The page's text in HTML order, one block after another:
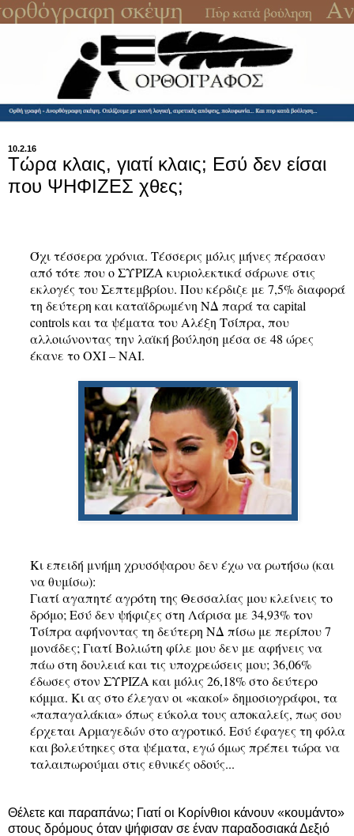
10.2.16
Τώρα κλαις, γιατί κλαις; Εσύ δεν είσαι
που ΨΗΦΙΖΕΣ χθες;
Όχι τέσσερα χρόνια. Τέσσερις μόλις μήνες πέρασαν
από τότε που ο ΣΥΡΙΖΑ κυριολεκτικά σάρωνε στις
εκλογές του Σεπτεμβρίου. Που κέρδιζε με 7,5% διαφορά
τη δεύτερη και καταϊδρωμένη ΝΔ παρά τα capital
controls και τα ψέματα του Αλέξη Τσίπρα, που
αλλοιώνοντας την λαϊκή βούληση μέσα σε 48 ώρες
έκανε το ΟΧΙ – ΝΑΙ.
Κι επειδή μνήμη χρυσόψαρου δεν έχω να ρωτήσω (και
να θυμίσω):
Γιατί αγαπητέ αγρότη της Θεσσαλίας μου κλείνεις το
δρόμο; Εσύ δεν ψήφιζες στη Λάρισα με 34,93% τον
Τσίπρα αφήνοντας τη δεύτερη ΝΔ πίσω με περίπου 7
μονάδες; Γιατί Βολιώτη φίλε μου δεν με αφήνεις να
πάω στη δουλειά και τις υποχρεώσεις μου; 36,06%
έδωσες στον ΣΥΡΙΖΑ και μόλις 26,18% στο δεύτερο
κόμμα. Κι ας στο έλεγαν οι «κακοί» δημοσιογράφοι, τα
«παπαγαλάκια» όπως εύκολα τους αποκαλείς, πως σου
έρχεται Αρμαγεδών στο αγροτικό. Εσύ έφαγες τη φόλα
και βολεύτηκες στα ψέματα, εγώ όμως πρέπει τώρα να
ταλαιπωρούμαι στις εθνικές οδούς...
Θέλετε και παραπάνω; Γιατί οι Κορίνθιοι κάνουν «κουμάντο»
στους δρόμους όταν ψήφισαν σε έναν παραδοσιακά Δεξιό